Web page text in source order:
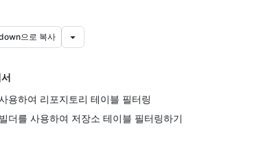
으로 복사
용하여 리포지토리 테이블 필터링
더를 사용하여 저장소 테이블 필터링하기